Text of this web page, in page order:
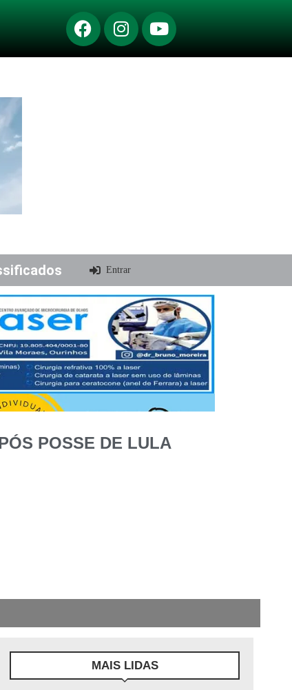
Entrar
POSSE DE LULA
MAIS LIDAS